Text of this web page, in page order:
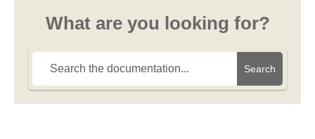
What are you looking for?
Search